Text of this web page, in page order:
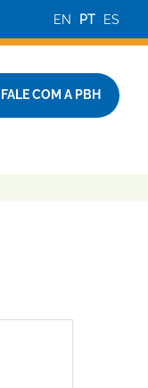
EN PT ES
FALE COM A PBH